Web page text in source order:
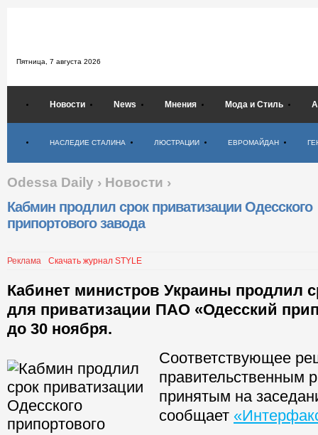
Пятница, 7 августа 2026
Новости News Мнения Мода и Стиль
НАСЛЕДИЕ СТАЛИНА ЛЮСТРАЦИИ ЕВРОМАЙДАН
Odessa Daily › Новости ›
Кабмин продлил срок приватизации Одесского
припортового завода
Реклама Скачать журнал STYLE
Кабинет министров Украины продлил
для приватизации ПАО «Одесский
до 30 ноября.
Соответствующее
правительственным
принятым на
сообщает